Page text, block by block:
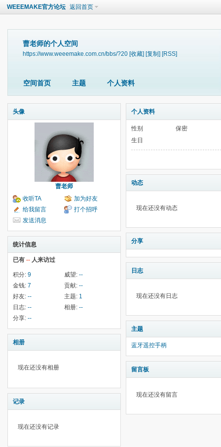
WEEEMAKE官方论坛 返回首页
曹老师的个人空间
https://www.weeemake.com.cn/bbs/?20 [收藏] [复制] [RSS]
空间首页 主题 个人资料
头像
曹老师
收听TA
加为好友
给我留言
打个招呼
发送消息
统计信息
已有 -- 人来访过
积分: 9 威望: --
金钱: 7 贡献: --
好友: -- 主题: 1
日志: -- 相册: --
分享: --
相册
现在还没有相册
记录
现在还没有记录
个人资料
性别
保密
生日
动态
现在还没有动态
分享
日志
现在还没有日志
主题
蓝牙遥控手柄
留言板
现在还没有留言